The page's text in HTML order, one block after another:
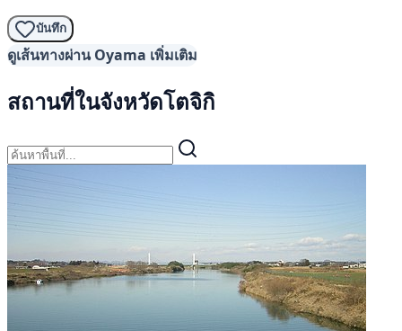
บันทึก
ดูเส้นทางผ่าน Oyama เพิ่มเติม
สถานที่ในจังหวัดโตจิกิ